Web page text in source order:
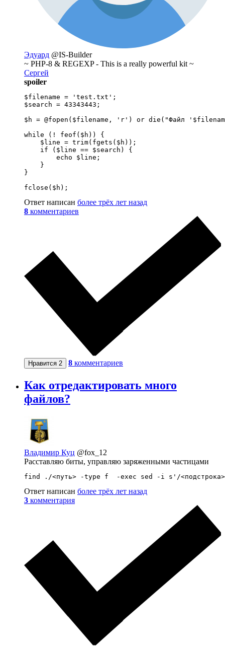
Эдуард @IS-Builder
~ PHP-8 & REGEXP - This is a really powerful kit ~
Сергей
spoiler
$filename = 'test.txt';
$search = 43343443;
$h = @fopen($filename, 'r') or die("Файл
while (! feof($h)) {
    $line = trim(fgets($h));
    if ($line == $search) {
        echo $line;
    }
}
fclose($h);
Ответ написан более трёх лет назад
8 комментариев
Нравится 2 8 комментариев
Как отредактировать много
файлов?
Владимир Куц @fox_12
Расставляю биты, управляю заряженными частицами
find ./<путь> -type f  -exec sed -i s'/
Ответ написан более трёх лет назад
3 комментария